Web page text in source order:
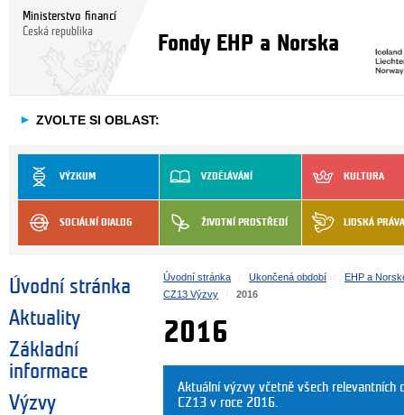
Ministerstvo financí
Česká republika
Fondy EHP a Norska
► ZVOLTE SI OBLAST:
VÝZKUM VZDĚLÁVÁNÍ KULTURA
SOCIÁLNÍ DIALOG ŽIVOTNÍ PROSTŘEDÍ LIDSKÁ PRÁVA
Úvodní stránka
Aktuality
Základní
informace
Výzvy
Úvodní stránka Ukončená období
EHP a
CZ13 Výzvy
2016
2016
Aktuální výzvy včetně všech relevantních
CZ13 v roce 2016.